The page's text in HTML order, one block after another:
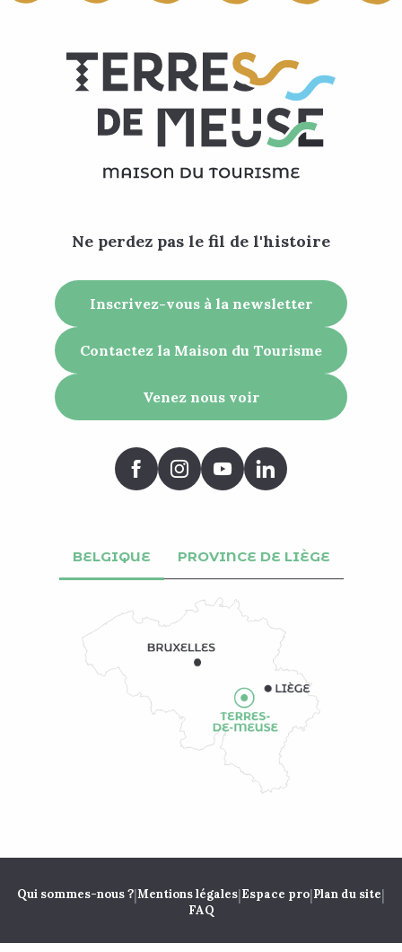
Ne perdez pas le fil de l'histoire
Inscrivez-vous à la newsletter
Contactez la Maison du Tourisme
Venez nous voir
BELGIQUE PROVINCE DE LIÈGE
Qui sommes-nous ?|Mentions légales|Espace pro|Plan du site|
FAQ